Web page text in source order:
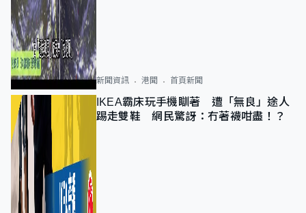
新聞資訊 港聞 首頁新聞
IKEA霸床玩手機瞓著 遭「無良」途人
踢走雙鞋 網民驚訝：冇著襪咁盡！？